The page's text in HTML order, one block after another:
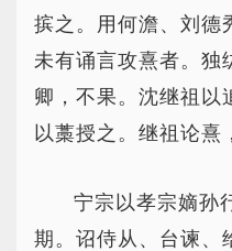
摈之。用何澹、刘德
未有诵言攻熹者。独
卿，不果。沈继祖以
以藁授之。继祖论熹
宁宗以孝宗嫡孙
期。诏侍从、台谏、